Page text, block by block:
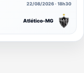
22/08/2026 · 18h30
Atlético-MG